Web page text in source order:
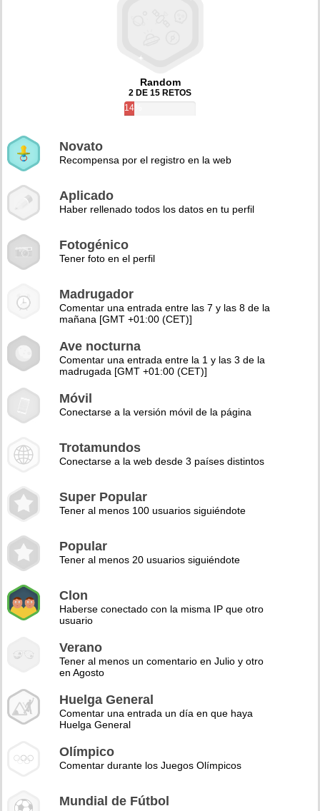
Random
2 DE 15 RETOS
14%
Novato
Recompensa por el registro en la web
Aplicado
Haber rellenado todos los datos en tu perfil
Fotogénico
Tener foto en el perfil
Madrugador
Comentar una entrada entre las 7 y las 8 de la
mañana [GMT +01:00 (CET)]
Ave nocturna
Comentar una entrada entre la 1 y las 3 de la
madrugada [GMT +01:00 (CET)]
Móvil
Conectarse a la versión móvil de la página
Trotamundos
Conectarse a la web desde 3 países distintos
Super Popular
Tener al menos 100 usuarios siguiéndote
Popular
Tener al menos 20 usuarios siguiéndote
Clon
Haberse conectado con la misma IP que otro
usuario
Verano
Tener al menos un comentario en Julio y otro
en Agosto
Huelga General
Comentar una entrada un día en que haya
Huelga General
Olímpico
Comentar durante los Juegos Olímpicos
Mundial de Fútbol